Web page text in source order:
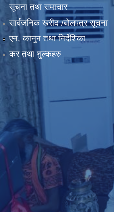
सूचना तथा समाचार
सार्वजनिक खरीद /बोलपत्र सूचना
एन, कानुन तथा निर्देशिका
कर तथा शुल्कहरु